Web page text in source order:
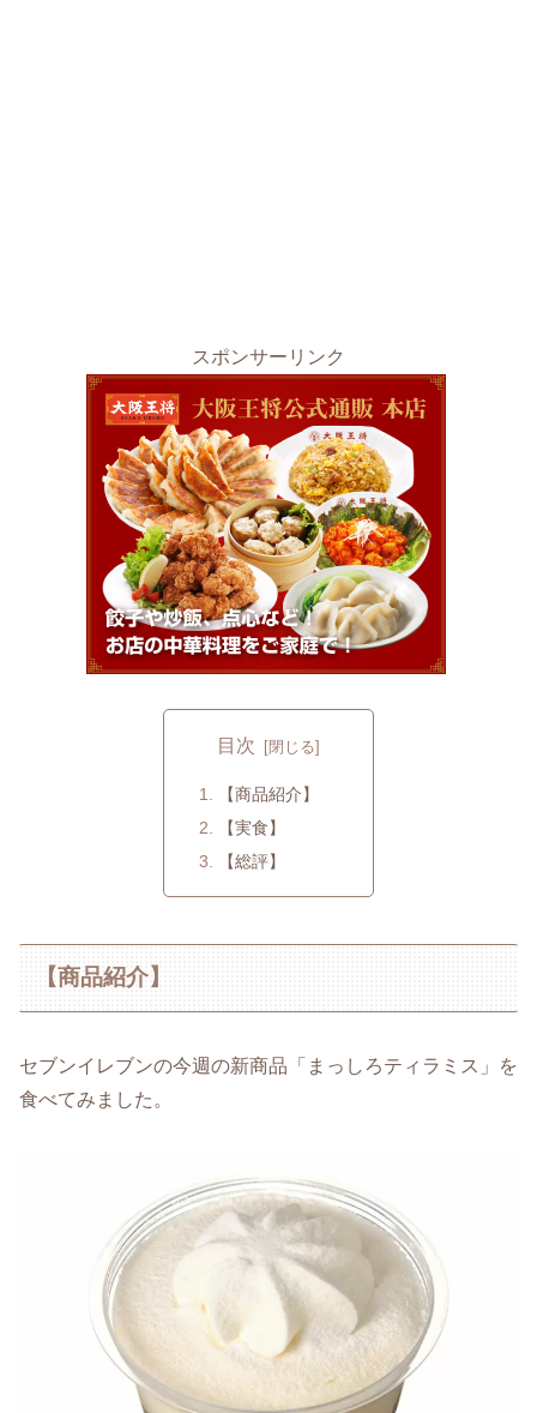
スポンサーリンク
目次
【商品紹介】
【実食】
【総評】
【商品紹介】
セブンイレブンの今週の新商品「まっしろティラミス」を
食べてみました。